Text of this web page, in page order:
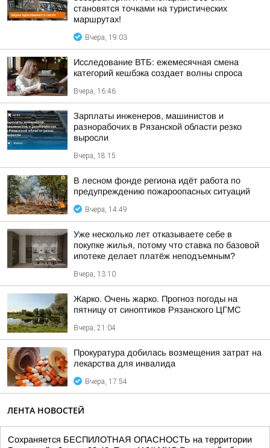
становятся точками на туристических
маршрутах!
Вчера, 19:03
Исследование ВТБ: ежемесячная смена
категорий кешбэка создает волны спроса
Вчера, 16:46
Зарплаты инженеров, машинистов и
разнорабочих в Рязанской области резко
выросли
Вчера, 18:15
В лесном фонде региона идёт работа по
предупреждению пожароопасных ситуаций
Вчера, 14:49
Уже несколько лет отказываете себе в
покупке жилья, потому что ставка по базовой
ипотеке делает платёж неподъемным?
Вчера, 13:10
Жарко. Очень жарко. Прогноз погоды на
пятницу от синоптиков Рязанского ЦГМС
Вчера, 21:04
Прокуратура добилась возмещения затрат на
лекарства для инвалида
Вчера, 17:54
ЛЕНТА НОВОСТЕЙ
Сохраняется БЕСПИЛОТНАЯ ОПАСНОСТЬ на территории